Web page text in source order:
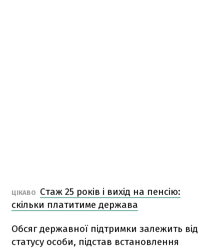
ЦІКАВО
Стаж 25 років і вихід на пенсію:
скільки платитиме держава
Обсяг державної підтримки залежить від
статусу особи, підстав встановлення